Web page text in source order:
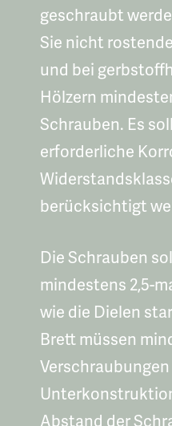
geschraubt
Sie nicht
und bei
Hölzern
Schrauben. Es
erforderliche
berücksichtigt
Die Schrauben
mindestens 2,5-
wie die Dielen
Brett müssen
Abstand der